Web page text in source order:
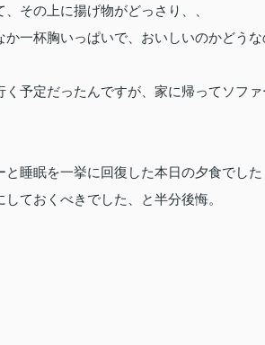
その上に揚げ物がどっさり、、
一杯胸いっぱいで、おいしいのかどうな
予定だったんですが、家に帰ってソフ
睡眠を一挙に回復した本日の夕食でした
ておくべきでした、と半分後悔。